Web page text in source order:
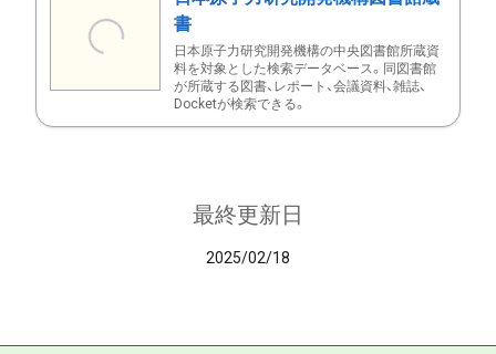
書
日本原子力研究開発機構の中央図書館所蔵資
料を対象とした検索データベース。同図書館
が所蔵する図書、レポート、会議資料、雑誌、
Docketが検索できる。
最終更新日
2025/02/18